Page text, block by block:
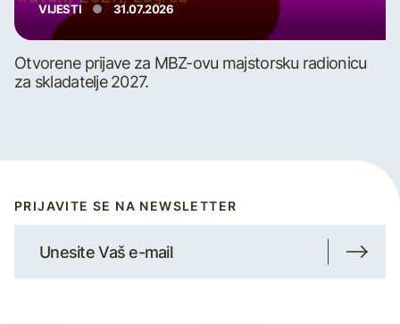
VIJESTI 31.07.2026
Otvorene prijave za MBZ-ovu majstorsku radionicu
za skladatelje 2027.
PRIJAVITE SE NA NEWSLETTER